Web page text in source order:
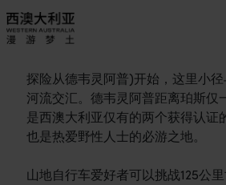
探险从德韦灵阿普)开始，这里小
河流交汇。德韦灵阿普距离珀斯仅
是西澳大利亚仅有的两个获得认证
也是热爱野性人士的必游之地。
山地自行车爱好者可以挑战125公